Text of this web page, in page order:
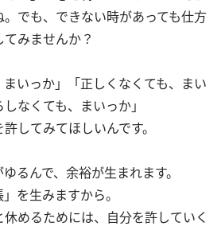
。でも、できない時があっても仕方
みませんか？
まいっか」「正しくなくても、まい
なくても、まいっか」
してみてほしいんです。
るんで、余裕が生まれます。
を生みますから。
めるためには、自分を許していく